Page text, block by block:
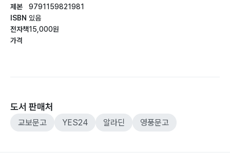
제본
ISBN
전자책
가격
9791159821981
있음
15,000원
도서 판매처
교보문고 YES24 알라딘 영풍문고